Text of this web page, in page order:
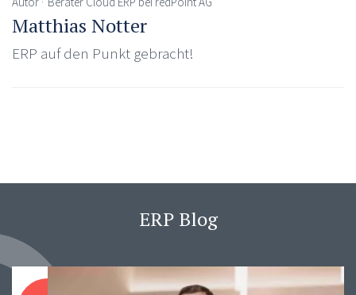
Matthias Notter
ERP auf den Punkt gebracht!
ERP Blog